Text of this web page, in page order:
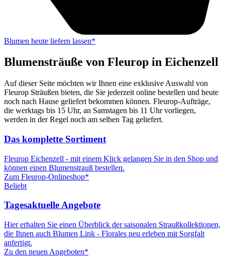
Blumen heute liefern lassen*
Blumensträuße von Fleurop in Eichenzell
Auf dieser Seite möchten wir Ihnen eine exklusive Auswahl von
Fleurop Sträußen bieten, die Sie jederzeit online bestellen und heute
noch nach Hause geliefert bekommen können. Fleurop-Aufträge,
die werktags bis 15 Uhr, an Samstagen bis 11 Uhr vorliegen,
werden in der Regel noch am selben Tag geliefert.
Das komplette Sortiment
Fleurop Eichenzell - mit einem Klick gelangen Sie in den Shop und
können einen Blumenstrauß bestellen.
Zum Fleurop-Onlineshop*
Beliebt
Tagesaktuelle Angebote
Hier erhalten Sie einen Überblick der saisonalen Straußkollektionen,
die Ihnen auch Blumen Link - Florales neu erleben mit Sorgfalt
anfertigt.
Zu den neuen Angeboten*